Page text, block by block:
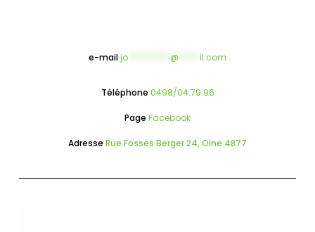
e-mailjo @ il.com
Téléphone 0498/04.79.96
Page Facebook
Adresse Rue Fosses Berger 24, Olne 4877